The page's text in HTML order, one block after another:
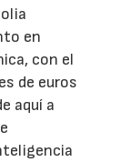
en
con el
de euros
aquí a